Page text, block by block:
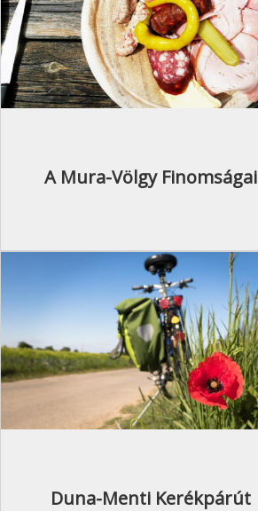
A Mura-Völgy Finomságai
Duna-Menti Kerékpárút